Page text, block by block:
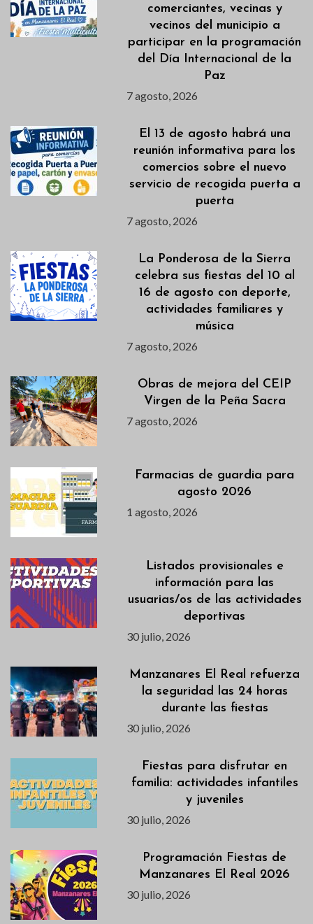
comerciantes, vecinas y
vecinos del municipio a
participar en la programación
del Día Internacional de la
Paz
7 agosto, 2026
El 13 de agosto habrá una
reunión informativa para los
comercios sobre el nuevo
servicio de recogida puerta a
puerta
7 agosto, 2026
La Ponderosa de la Sierra
celebra sus fiestas del 10 al
16 de agosto con deporte,
actividades familiares y
música
7 agosto, 2026
Obras de mejora del CEIP
Virgen de la Peña Sacra
7 agosto, 2026
Farmacias de guardia para
agosto 2026
1 agosto, 2026
Listados provisionales e
información para las
usuarias/os de las actividades
deportivas
30 julio, 2026
Manzanares El Real refuerza
la seguridad las 24 horas
durante las fiestas
30 julio, 2026
Fiestas para disfrutar en
familia: actividades infantiles
y juveniles
30 julio, 2026
Programación Fiestas de
Manzanares El Real 2026
30 julio, 2026